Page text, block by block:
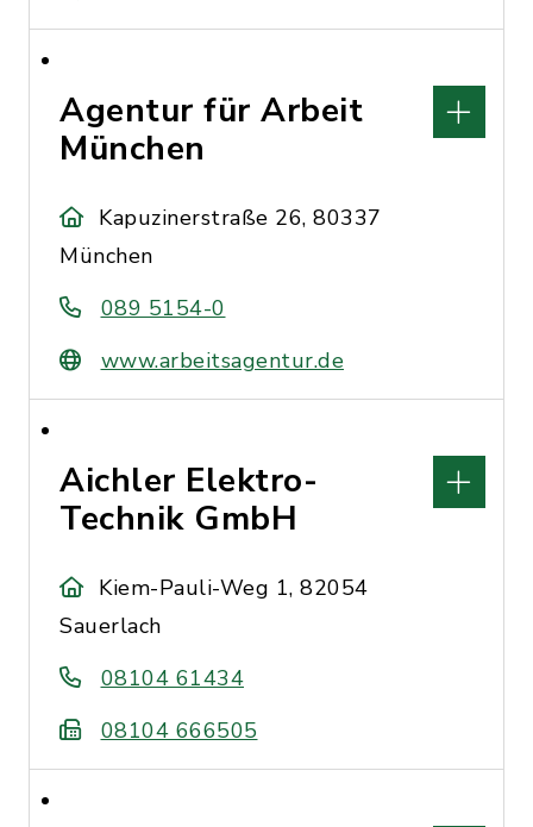
Agentur für Arbeit
München
Kapuzinerstraße 26, 80337
München
089 5154-0
www.arbeitsagentur.de
Aichler Elektro-
Technik GmbH
Kiem-Pauli-Weg 1, 82054
Sauerlach
08104 61434
08104 666505